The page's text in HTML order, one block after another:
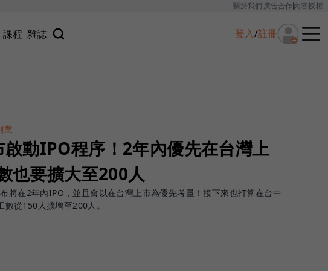
關於我們廣告合作內容授權
課程 雜誌 登入/註冊
業
動IPO程序！2年內優先在台灣上
也要擴大至200人
將在2年內IPO，並且會以在台灣上市為優先考量！接下來也打算在台中
數從150人擴增至200人。